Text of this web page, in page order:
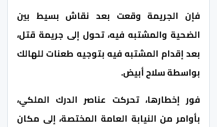
فإن الجريمة وقعت بعد نقاش بسيط بين
الضحية والمشتبه فيه، تحول إلى جريمة قتل،
بعد إقدام المشتبه فيه بتوجيه طعنات للهالك
بواسطة سلاح أبيض.
فور إخطارها، تحركت عناصر الدرك الملكي،
بأوامر من النيابة العامة المختصة، إلى مكان